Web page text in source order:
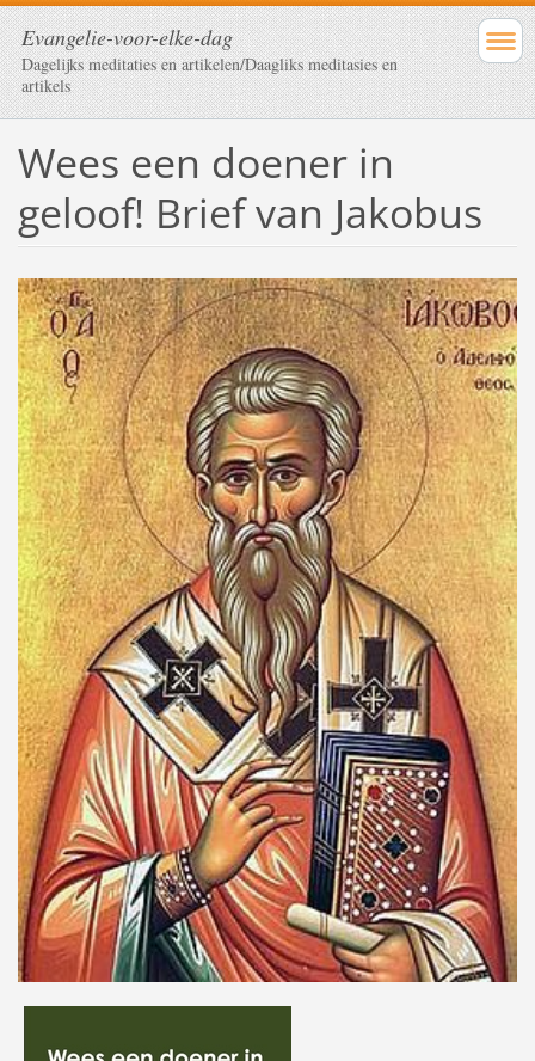
Evangelie-voor-elke-dag
Dagelijks meditaties en artikelen/Daagliks meditasies en
artikels
Wees een doener in
geloof! Brief van Jakobus